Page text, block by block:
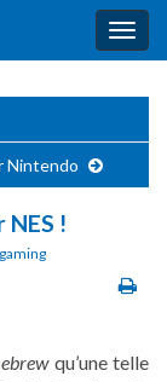
Nintendo
!
qu’une telle